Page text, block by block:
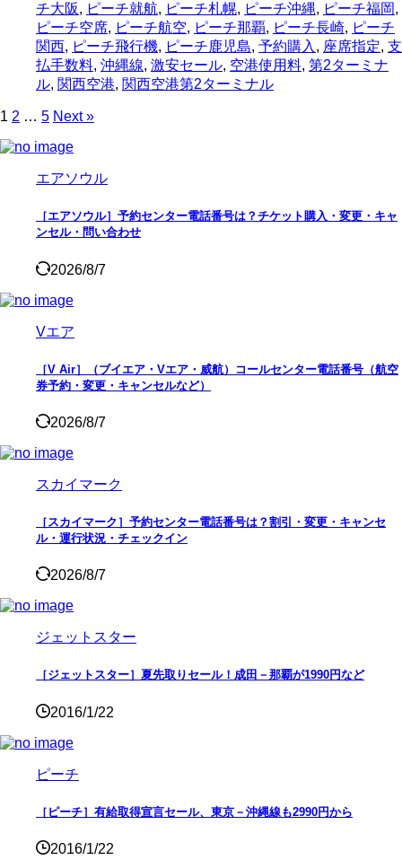
チ大阪, ピーチ就航, ピーチ札幌, ピーチ沖縄, ピーチ福岡,
ピーチ空席, ピーチ航空, ピーチ那覇, ピーチ長崎, ピーチ
関西, ピーチ飛行機, ピーチ鹿児島, 予約購入 , 座席指定, 支
払手数料, 沖縄線, 激安セール, 空港使用料, 第2ターミナ
ル, 関西空港, 関西空港第2ターミナル
1 2 … 5 Next »
エアソウル
［エアソウル］予約センター電話番号は？チケット購入・変更・キャ
ンセル・問い合わせ
2026/8/7
Vエア
［V Air］（ブイエア・Vエア・威航）コールセンター電話番号（航空
券予約・変更・キャンセルなど）
2026/8/7
スカイマーク
［スカイマーク］予約センター電話番号は？割引・変更・キャンセ
ル・運行状況・チェックイン
2026/8/7
ジェットスター
［ジェットスター］夏先取りセール！成田－那覇が1990円など
2016/1/22
ピーチ
［ピーチ］有給取得宣言セール、東京－沖縄線も2990円から
2016/1/22